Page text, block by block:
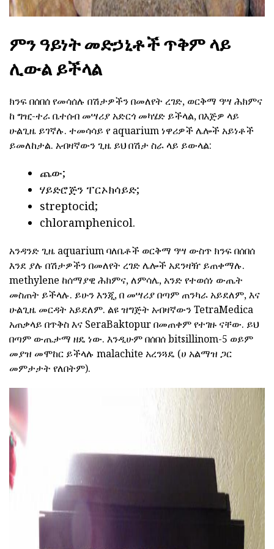
ምን ዓይነት መድኃኒቶች ጥቅም ላይ
ሊውል ይችላል
ክንፍ በሰበሰ የመሳሰሉ በሽታዎችን በመለየት ረገድ, ወርቅማ ዓሣ ሕክምና
ከ ግዢ-ተራ ቤተሰብ መሣሪያ አድርጎ መካሄድ ይችላል, በእጅዎ ላይ
ሁልጊዜ ይገኛሉ. ተመሳሳይ የ aquarium ነዋሪዎች ሌሎች አይነቶች
ይመለከታል. አብዛኛውን ጊዜ ይህ በሽታ ስራ ላይ ይውላል:
ጨው;
ሃይድሮጅን ፐርኦክሳይድ;
streptocid;
chloramphenicol.
አንዳንድ ጊዜ aquarium ባለቤቶች ወርቅማ ዓሣ ውስጥ ክንፍ በሰበሰ
እንደ ያሉ በሽታዎችን በመለየት ረገድ ሌሎች አደንዛዥ ይጠቀማሉ.
methylene ከሰማያዊ ሕክምና, ለምሳሌ, አንድ የተወሰነ ውጤት
መስጠት ይችላሉ. ይሁን እንጂ, በ መሣሪያ በጣም ጠንካራ አይደለም, እና
ሁልጊዜ መርዳት አይደለም. ልዩ ዝግጅት አብዛኛውን TetraMedica
አጠቃላይ በጥቅስ እና SeraBaktopur በመጠቀም የተገዙ ናቸው. ይህ
በጣም ውጤታማ ዘዴ ነው. እንዲሁም በሰበሰ bitsillinom-5 ወይም
መያዝ መሞከር ይችላሉ malachite አረንጓዴ (ሀ አልማዝ ጋር
መምታታት የለበትም).